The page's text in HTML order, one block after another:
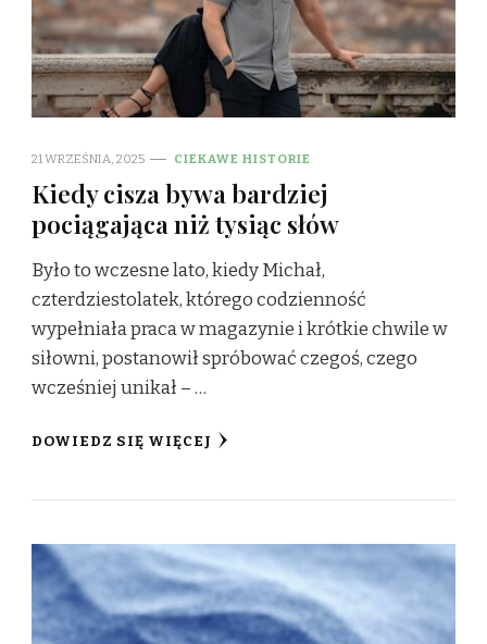
21 WRZEŚNIA, 2025 CIEKAWE HISTORIE
Kiedy cisza bywa bardziej
pociągająca niż tysiąc słów
Było to wczesne lato, kiedy Michał,
czterdziestolatek, którego codzienność
wypełniała praca w magazynie i krótkie chwile w
siłowni, postanowił spróbować czegoś, czego
wcześniej unikał – …
DOWIEDZ SIĘ WIĘCEJ